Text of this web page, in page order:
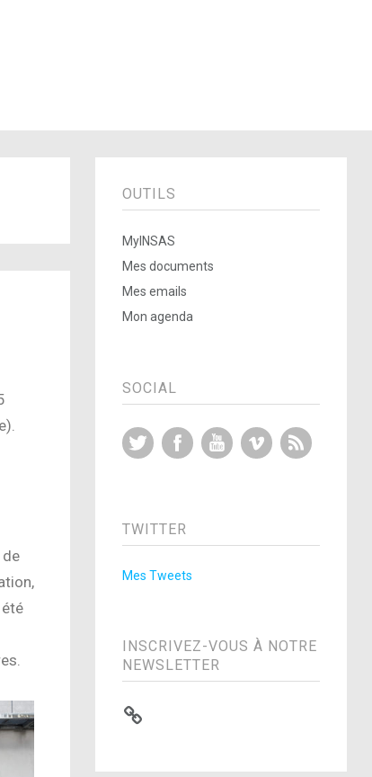
OUTILS
MyINSAS
Mes documents
Mes emails
Mon agenda
SOCIAL
Twitter FacebookYouTubeVimeo
TWITTER
Mes Tweets
INSCRIVEZ-VOUS À NOTRE
NEWSLETTER